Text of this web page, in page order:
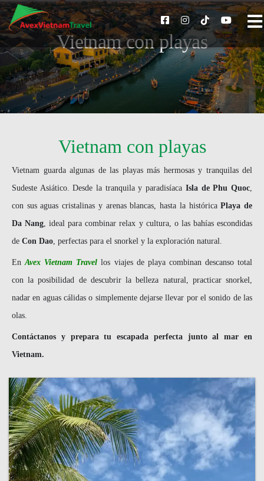
Vietnam con playas
Vietnam con playas
Vietnam guarda algunas de las playas más hermosas y tranquilas del
Sudeste Asiático. Desde la tranquila y paradisíaca Isla de Phu Quoc,
con sus aguas cristalinas y arenas blancas, hasta la históricaPlaya de
Da Nang, ideal para combinar relax y cultura, o las bahías escondidas
de Con Dao, perfectas para el snorkel y la exploración natural.
EnAvex Vietnam Travel los viajes de playa combinan descanso total
con la posibilidad de descubrir la belleza natural, practicar snorkel,
nadar en aguas cálidas o simplemente dejarse llevar por el sonido de las
olas.
Contáctanos y prepara tu escapada perfecta junto al mar en
Vietnam.